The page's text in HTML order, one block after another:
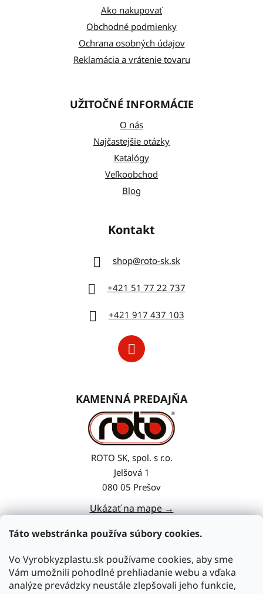
Táto webstránka používa súbory cookies.
Vo Vyrobkyzplastu.sk používame cookies, aby sme
Vám umožnili pohodlné prehliadanie webu a vďaka
analýze prevádzky neustále zlepšovali jeho funkcie,
Ako nakupovať
Obchodné podmienky
Ochrana osobných údajov
Reklamácia a vrátenie tovaru
UŽITOČNÉ INFORMÁCIE
O nás
Najčastejšie otázky
Katalógy
Veľkoobchod
Blog
Kontakt
shop@roto-sk.sk
+421 51 77 22 737
+421 917 437 103
KAMENNÁ PREDAJŇA
ROTO SK, spol. s r.o.
Jelšová 1
080 05 Prešov
Ukázať na mape →